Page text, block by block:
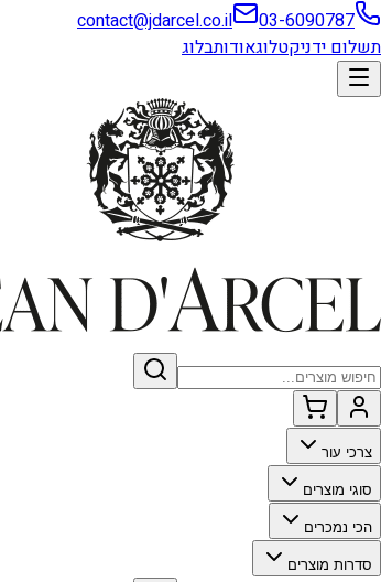
03-6090787
contact@jdarcel.co.il
תשלום ידניקטלוגאודותבלוג
צרכי עור
סוגי מוצרים
הכי נמכרים
סדרות מוצרים